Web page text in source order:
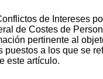
de Intereses
de Costes de
pertinente al
puestos a los que se
este artículo.